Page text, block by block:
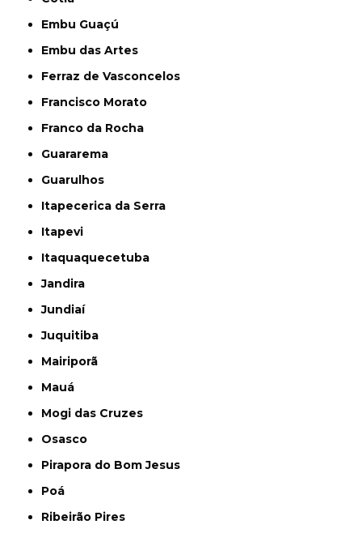
Embu Guaçú
Embu das Artes
Ferraz de Vasconcelos
Francisco Morato
Franco da Rocha
Guararema
Guarulhos
Itapecerica da Serra
Itapevi
Itaquaquecetuba
Jandira
Jundiaí
Juquitiba
Mairiporã
Mauá
Mogi das Cruzes
Osasco
Pirapora do Bom Jesus
Poá
Ribeirão Pires